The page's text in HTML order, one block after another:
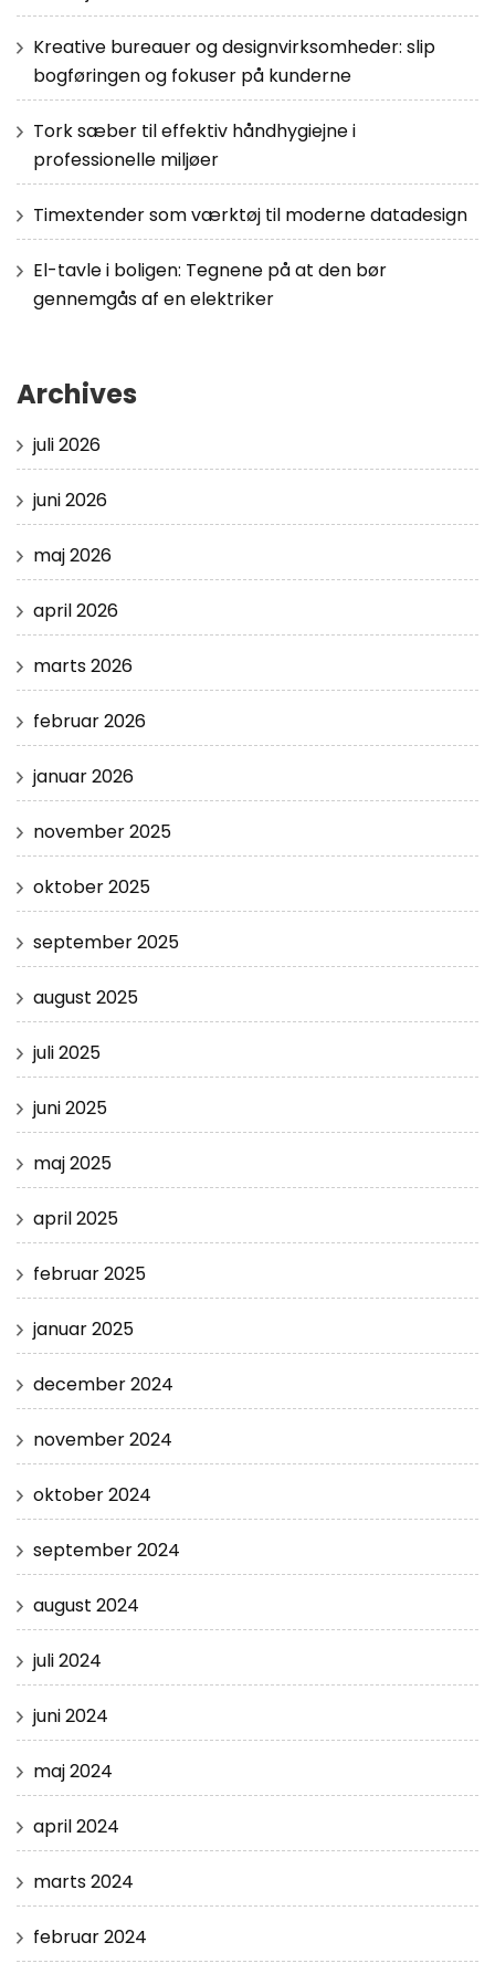
Kreative bureauer og designvirksomheder: slip
bogføringen og fokuser på kunderne
Tork sæber til effektiv håndhygiejne i
professionelle miljøer
Timextender som værktøj til moderne datadesign
El-tavle i boligen: Tegnene på at den bør
gennemgås af en elektriker
Archives
juli 2026
juni 2026
maj 2026
april 2026
marts 2026
februar 2026
januar 2026
november 2025
oktober 2025
september 2025
august 2025
juli 2025
juni 2025
maj 2025
april 2025
februar 2025
januar 2025
december 2024
november 2024
oktober 2024
september 2024
august 2024
juli 2024
juni 2024
maj 2024
april 2024
marts 2024
februar 2024